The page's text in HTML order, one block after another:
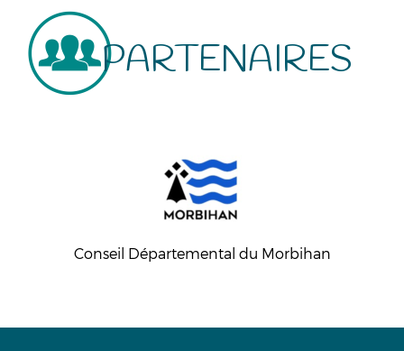
PARTENAIRES
Conseil Départemental du Morbihan